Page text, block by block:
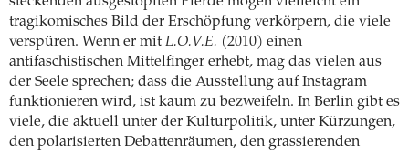
tragikomisches Bild der Erschöpfung verkörpern, die viele
verspüren. Wenn er mit L.O.V.E. (2010) einen
antifaschistischen Mittelfinger erhebt, mag das vielen aus
der Seele sprechen; dass die Ausstellung auf Instagram
funktionieren wird, ist kaum zu bezweifeln. In Berlin gibt es
viele, die aktuell unter der Kulturpolitik, unter Kürzungen,
den polarisierten Debattenräumen, den grassierenden